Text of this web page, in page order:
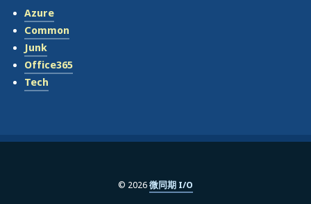
Azure
Common
Junk
Office365
Tech
© 2026 微同期 I/O